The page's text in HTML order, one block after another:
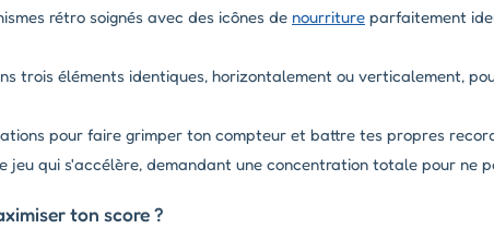
rétro soignés avec des icônes de nourriture parfaitement
trois éléments identiques, horizontalement ou verticalement,
pour faire grimper ton compteur et battre tes propres
jeu qui s'accélère, demandant une concentration totale pour ne
ton score ?